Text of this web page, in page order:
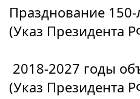
Празднование
(Указ Президента
2018-2027 годы
(Указ Президента